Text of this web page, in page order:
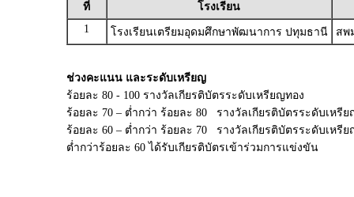
ที่
โรงเรียน
1
โรงเรียนเตรียมอุดมศึกษาพัฒนาการ ปทุมธานี สพ
ช่วงคะแนน และระดับเหรียญ
ร้อยละ 80 - 100 รางวัลเกียรติบัตรระดับเหรียญทอง
ร้อยละ 70 – ต่ำกว่า ร้อยละ 80 รางวัลเกียรติบัตรระดับเหรีย
ร้อยละ 60 – ต่ำกว่า ร้อยละ 70 รางวัลเกียรติบัตรระดับเหรี
ต่ำกว่าร้อยละ 60 ได้รับเกียรติบัตรเข้าร่วมการแข่งขัน